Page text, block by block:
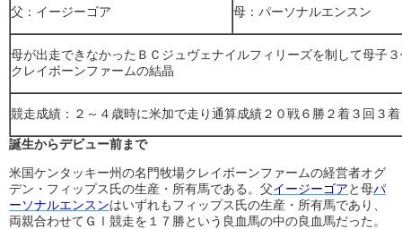
父：イージーゴア 母：パーソナルエンスン
母が出走できなかったＢＣジュヴェナイルフィリーズを制して母子
クレイボーンファームの結晶
競走成績：２～４歳時に米加で走り通算成績２０戦６勝２着３回３
誕生からデビュー前まで
米国ケンタッキー州の名門牧場クレイボーンファームの経営者オグ
デン・フィップス氏の生産・所有馬である。父イージーゴアと母パ
ーソナルエンスンはいずれもフィップス氏の生産・所有馬であり、
両親合わせてＧⅠ競走を１７勝という良血馬の中の良血馬だった。